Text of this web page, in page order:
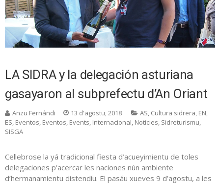
LA SIDRA y la delegación asturiana
gasayaron al subprefectu d’An Oriant
Anzu Fernándi 13 d'agostu, 2018 AS Cultura sidrera EN
ES Eventos Eventos Events Internacional Noticies Sidreturismu
SISGA
Cellebrose la yá tradicional fiesta d’acueyimientu de toles
delegaciones p’acercar les naciones nún ambiente
d’hermanamientu distendíu. El pasáu xueves 9 d’agostu, a les